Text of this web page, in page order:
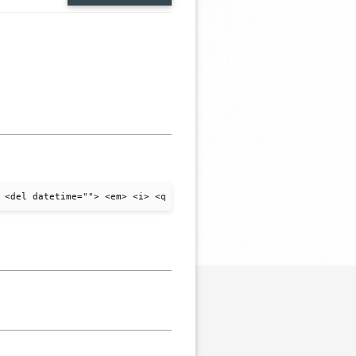
datetime=""> <em> <i> <q cite=""> <strike> <strong>